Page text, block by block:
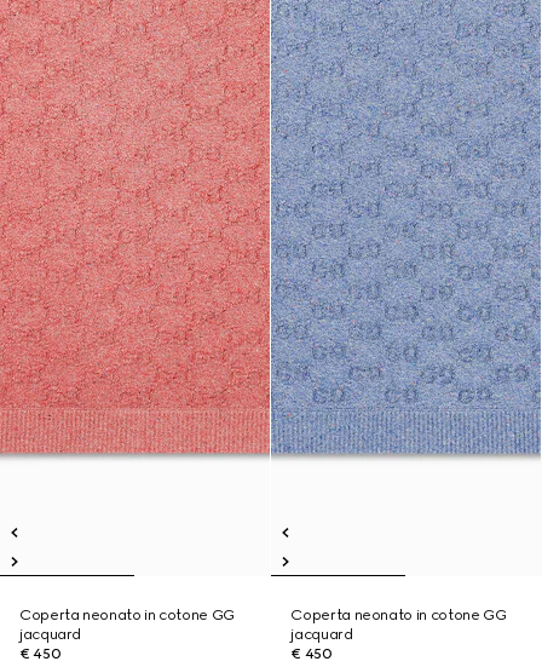
Coperta neonato in cotone GG
jacquard
€ 450
Coperta neonato in cotone GG
jacquard
€ 450